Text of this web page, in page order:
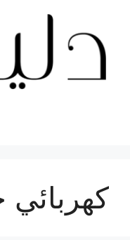
المحتوى
كهربائي